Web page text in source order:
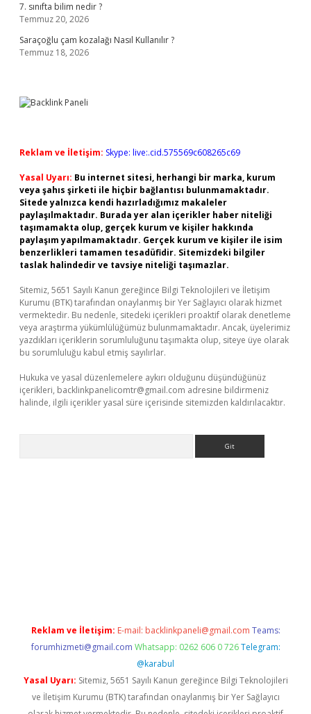
7. sınıfta bilim nedir ?
Temmuz 20, 2026
Saraçoğlu çam kozalağı Nasıl Kullanılır ?
Temmuz 18, 2026
Reklam ve İletişim: Skype: live:.cid.575569c608265c69
Yasal Uyarı: Bu internet sitesi, herhangi bir marka, kurum
veya şahıs şirketi ile hiçbir bağlantısı bulunmamaktadır.
Sitede yalnızca kendi hazırladığımız makaleler
paylaşılmaktadır. Burada yer alan içerikler haber niteliği
taşımamakta olup, gerçek kurum ve kişiler hakkında
paylaşım yapılmamaktadır. Gerçek kurum ve kişiler ile isim
benzerlikleri tamamen tesadüfidir. Sitemizdeki bilgiler
taslak halindedir ve tavsiye niteliği taşımazlar.
Sitemiz, 5651 Sayılı Kanun gereğince Bilgi Teknolojileri ve İletişim
Kurumu (BTK) tarafından onaylanmış bir Yer Sağlayıcı olarak hizmet
vermektedir. Bu nedenle, sitedeki içerikleri proaktif olarak denetleme
veya araştırma yükümlülüğümüz bulunmamaktadır. Ancak, üyelerimiz
yazdıkları içeriklerin sorumluluğunu taşımakta olup, siteye üye olarak
bu sorumluluğu kabul etmiş sayılırlar.
Hukuka ve yasal düzenlemelere aykırı olduğunu düşündüğünüz
içerikleri, backlinkpanelicomtr@gmail.com adresine bildirmeniz
halinde, ilgili içerikler yasal süre içerisinde sitemizden kaldırılacaktır.
Reklam ve İletişim: E-mail: backlinkpaneli@gmail.com Teams:
forumhizmeti@gmail.com Whatsapp: 0262 606 0 726 Telegram:
@karabul
Yasal Uyarı: Sitemiz, 5651 Sayılı Kanun gereğince Bilgi Teknolojileri
ve İletişim Kurumu (BTK) tarafından onaylanmış bir Yer Sağlayıcı